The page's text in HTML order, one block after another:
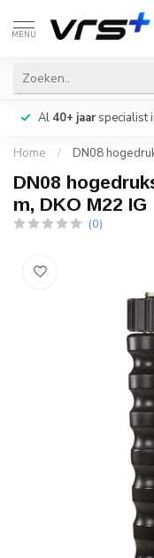
MENU
Al 40+ jaarspecialist
Home / DN08
DN08
m, DKO M22 IG
(0)